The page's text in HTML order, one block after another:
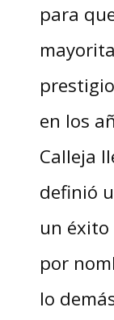
para
en los
Calleja
definió
un
por
lo